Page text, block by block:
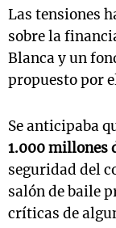
Las tensiones
sobre la
Blanca y un
propuesto por
Se anticipaba
1.000 millones
seguridad del
salón de baile
críticas de